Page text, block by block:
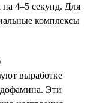
4–5 секунд. Для
комплексы
выработке
Эти